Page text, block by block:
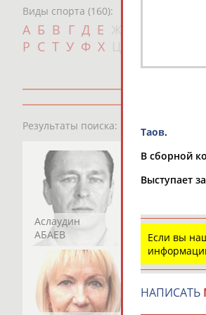
Виды спорта (160):
А Б В Г Д Е
Р С Т У Ф Х
Результаты поиска: 13181
Аслаудин
АБАЕВ
Елена
АБАИМОВА
Таов.
В сборной
Выступает
Если вы
НАПИСАТЬ